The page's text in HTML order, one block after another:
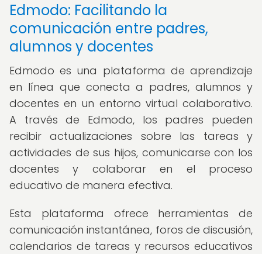
Edmodo: Facilitando la
comunicación entre padres,
alumnos y docentes
Edmodo es una plataforma de aprendizaje
en línea que conecta a padres, alumnos y
docentes en un entorno virtual colaborativo.
A través de Edmodo, los padres pueden
recibir actualizaciones sobre las tareas y
actividades de sus hijos, comunicarse con los
docentes y colaborar en el proceso
educativo de manera efectiva.
Esta plataforma ofrece herramientas de
comunicación instantánea, foros de discusión,
calendarios de tareas y recursos educativos